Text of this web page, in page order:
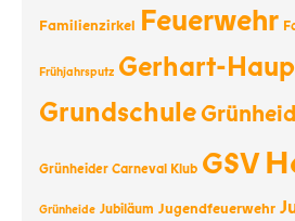
Familienzirkel Feuerwehr
Frühjahrsputz Gerhart-
Grundschule
Grünheider Carneval Klub GSV
Grünheide Jubiläum Jugendfeuerwehr